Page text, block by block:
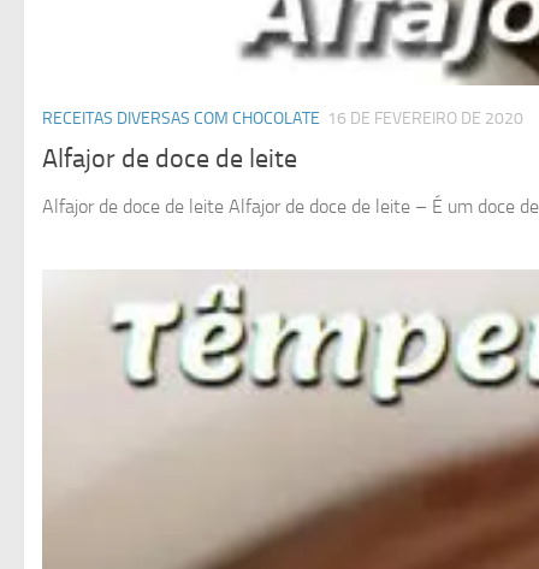
RECEITAS DIVERSAS COM CHOCOLATE 16 DE FEVEREIRO DE 2020
Alfajor de doce de leite
Alfajor de doce de leite Alfajor de doce de leite – É um doce